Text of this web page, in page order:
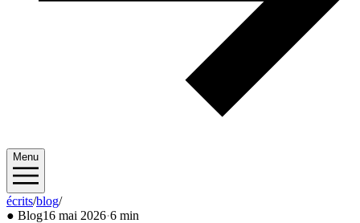
Menu
écrits/blog/2026/05
● Blog16 mai 2026·6 min